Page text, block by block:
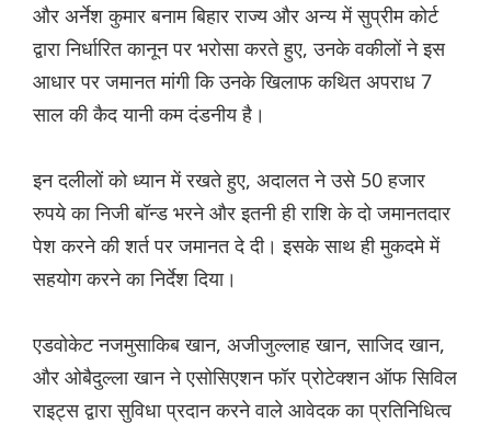
और अर्नेश कुमार बनाम बिहार राज्य और अन्य में सुप्रीम कोर्ट
द्वारा निर्धारित कानून पर भरोसा करते हुए, उनके वकीलों ने इस
आधार पर जमानत मांगी कि उनके खिलाफ कथित अपराध 7
साल की कैद यानी कम दंडनीय है।
इन दलीलों को ध्यान में रखते हुए, अदालत ने उसे 50 हजार
रुपये का निजी बॉन्ड भरने और इतनी ही राशि के दो जमानतदार
पेश करने की शर्त पर जमानत दे दी। इसके साथ ही मुकदमे में
सहयोग करने का निर्देश दिया।
एडवोकेट नजमुसाकिब खान, अजीजुल्लाह खान, साजिद खान,
और ओबैदुल्ला खान ने एसोसिएशन फॉर प्रोटेक्शन ऑफ सिविल
राइट्स द्वारा सुविधा प्रदान करने वाले आवेदक का प्रतिनिधित्व